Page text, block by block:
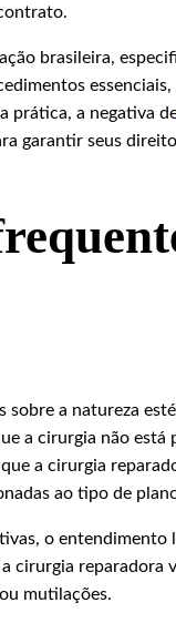
brasileira,
prática, a negativa
garantir seus
sobre a natureza
a cirurgia não
a cirurgia
ao tipo de
o entendimento
cirurgia reparadora
mutilações.